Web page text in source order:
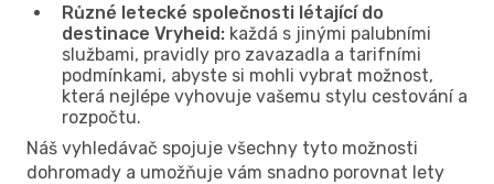
Různé letecké společnosti létající do
destinace Vryheid: každá s jinými palubními
službami, pravidly pro zavazadla a tarifními
podmínkami, abyste si mohli vybrat možnost,
která nejlépe vyhovuje vašemu stylu cestování a
rozpočtu.
Náš vyhledávač spojuje všechny tyto možnosti
dohromady a umožňuje vám snadno porovnat lety